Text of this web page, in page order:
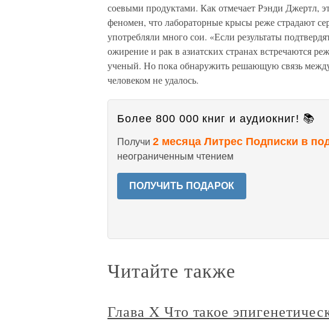
соевыми продуктами. Как отмечает Рэнди Джертл,
феномен, что лабораторные крысы реже страдают
употребляли много сои. «Если результаты
ожирение и рак в азиатских странах встречаются
ученый. Но пока обнаружить решающую связь
человеком не удалось.
Более 800 000 книг и аудиокниг! 📚
Получи 2 месяца Литрес Подписки в
неограниченным чтением
ПОЛУЧИТЬ ПОДАРОК
Читайте также
Глава X Что такое